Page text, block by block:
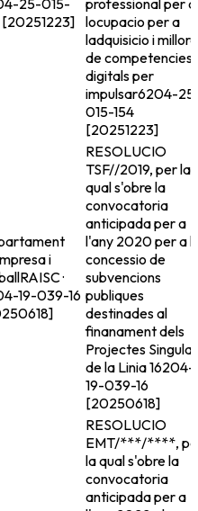
25-015-
[20251223]
professional per a
locupacio per a
ladquisicio i millora
de competencies
digitals per
impulsar6204-
015-154
[20251223]
i
RAISC ·
19-039-16
RESOLUCIO
TSF//2019, per la
qual s'obre la
convocatoria
anticipada per a
l'any 2020 per a
concessio de
subvencions
publiques
destinades al
finanament dels
Projectes
de la Linia 16204-
19-039-16
[20250618]
RESOLUCIO
EMT/***/****,
la qual s'obre la
convocatoria
anticipada per a